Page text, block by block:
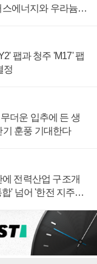
에너지와 우라늄
팹과 청주 'M17' 팹
정
더운 입추에 든 생
훈풍 기대한다
전력산업 구조개
' 넘어 '한전 지주사'